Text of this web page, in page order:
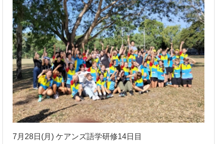
7月28日(月) ケアンズ語学研修14日目